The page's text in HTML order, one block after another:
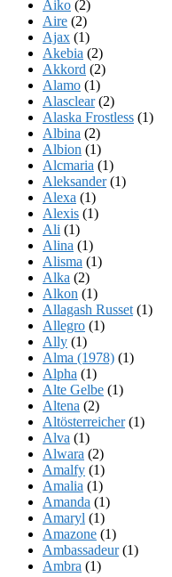
Aiko (2)
Aire (2)
Ajax (1)
Akebia (2)
Akkord (2)
Alamo (1)
Alasclear(2)
Alaska Frostless (1)
Albina (2)
Albion (1)
Alcmaria (1)
Aleksander(1)
Alexa (1)
Alexis (1)
Ali (1)
Alina (1)
Alisma (1)
Alka (2)
Alkon (1)
Allagash Russet (1)
Allegro (1)
Ally (1)
Alma (1978) (1)
Alpha (1)
Alte Gelbe (1)
Altena (2)
Altösterreicher(1)
Alva (1)
Alwara (2)
Amalfy (1)
Amalia (1)
Amanda (1)
Amaryl (1)
Amazone (1)
Ambassadeur(1)
Ambra (1)